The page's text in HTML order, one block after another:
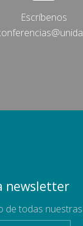
Escríbenos
newsletter
de todas